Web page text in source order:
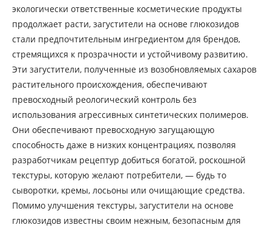
экологически ответственные косметические продукты
продолжает расти, загустители на основе глюкозидов
стали предпочтительным ингредиентом для брендов,
стремящихся к прозрачности и устойчивому развитию.
Эти загустители, полученные из возобновляемых сахаров
растительного происхождения, обеспечивают
превосходный реологический контроль без
использования агрессивных синтетических полимеров.
Они обеспечивают превосходную загущающую
способность даже в низких концентрациях, позволяя
разработчикам рецептур добиться богатой, роскошной
текстуры, которую желают потребители, — будь то
сыворотки, кремы, лосьоны или очищающие средства.
Помимо улучшения текстуры, загустители на основе
глюкозидов известны своим нежным, безопасным для